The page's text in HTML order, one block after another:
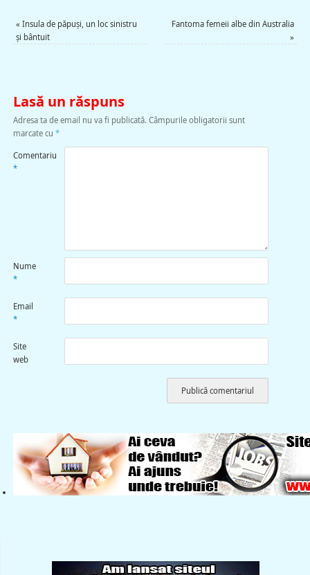
« Insula de păpuşi, un loc sinistru
şi bântuit
Fantoma femeii albe din Australia
»
Lasă un răspuns
Adresa ta de email nu va fi publicată. Câmpurile obligatorii sunt
marcate cu *
Comentariu
*
Nume
*
Email
*
Site
web